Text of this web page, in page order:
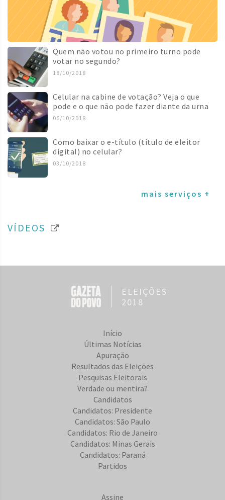
Quem não votou no primeiro turno pode
votar no segundo?
18/10/2018
Celular na cabine de votação? Veja o que
pode e o que não pode fazer diante da urna
06/10/2018
Como baixar o e-título (título de eleitor
digital) no celular?
03/10/2018
mais serviços +
VÍDEOS
ELEIÇÕES
2018
Início
Últimas Notícias
Apuração
Resultados das Eleições
Pesquisas Eleitorais
Verdade ou mentira?
Candidatos
Candidatos: Presidente
Candidatos: São Paulo
Candidatos: Rio de Janeiro
Candidatos: Minas Gerais
Candidatos: Paraná
Partidos
Assine